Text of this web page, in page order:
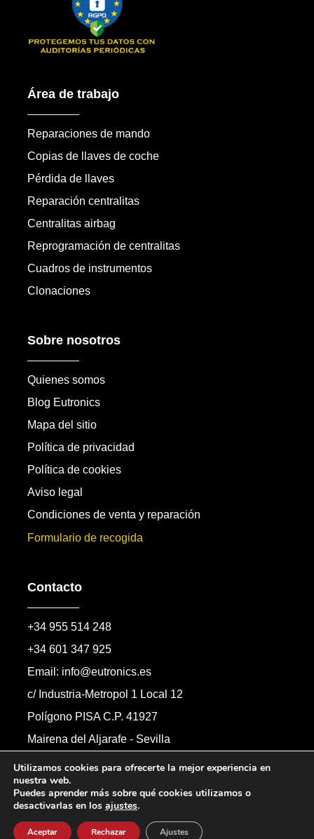
Área de trabajo
Reparaciones de mando
Copias de llaves de coche
Pérdida de llaves
Reparación centralitas
Centralitas airbag
Reprogramación de centralitas
Cuadros de instrumentos
Clonaciones
Sobre nosotros
Quienes somos
Blog Eutronics
Mapa del sitio
Política de privacidad
Política de cookies
Aviso legal
Condiciones de venta y reparación
Formulario de recogida
Contacto
+34 955 514 248
+34 601 347 925
Email: info@eutronics.es
c/ Industria-Metropol 1 Local 12
Polígono PISA C.P. 41927
Mairena del Aljarafe - Sevilla
Formulario de contacto
Todos los derechos reservados.
Utilizamos cookies para ofrecerte la mejor experiencia en
nuestra web.
Puedes aprender más sobre qué cookies utilizamos o
desactivarlas en los ajustes.
Aceptar Rechazar Ajustes